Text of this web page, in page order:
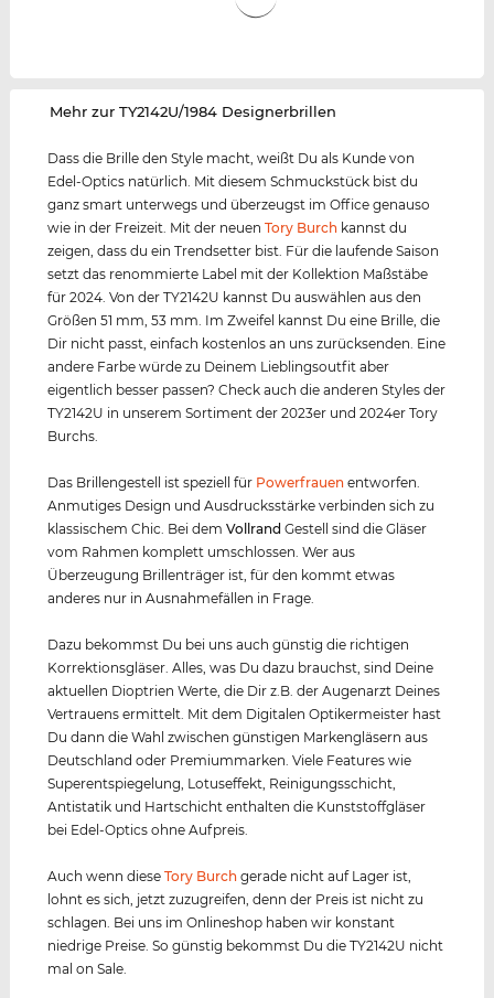
‌Mehr zur TY2142U/1984 Designerbrillen
Dass die Brille den Style macht, weißt Du als Kunde von
Edel-Optics natürlich. Mit diesem Schmuckstück bist du
ganz smart unterwegs und überzeugst im Office genauso
wie in der Freizeit. Mit der neuenTory Burch kannst du
zeigen, dass du ein Trendsetter bist. Für die laufende Saison
setzt das renommierte Label mit der Kollektion Maßstäbe
für 2024. Von der TY2142U kannst Du auswählen aus den
Größen 51 mm, 53 mm. Im Zweifel kannst Du eine Brille, die
Dir nicht passt, einfach kostenlos an uns zurücksenden. Eine
andere Farbe würde zu Deinem Lieblingsoutfit aber
eigentlich besser passen? Check auch die anderen Styles der
TY2142U in unserem Sortiment der 2023er und 2024er Tory
Burchs.
Das Brillengestell ist speziell für Powerfrauen entworfen.
Anmutiges Design und Ausdrucksstärke verbinden sich zu
klassischem Chic. Bei demVollrand Gestell sind die Gläser
vom Rahmen komplett umschlossen. Wer aus
Überzeugung Brillenträger ist, für den kommt etwas
anderes nur in Ausnahmefällen in Frage.
Dazu bekommst Du bei uns auch günstig die richtigen
Korrektionsgläser. Alles, was Du dazu brauchst, sind Deine
aktuellen Dioptrien Werte, die Dir z.B. der Augenarzt Deines
Vertrauens ermittelt. Mit dem Digitalen Optikermeister hast
Du dann die Wahl zwischen günstigen Markengläsern aus
Deutschland oder Premiummarken. Viele Features wie
Superentspiegelung, Lotuseffekt, Reinigungsschicht,
Antistatik und Hartschicht enthalten die Kunststoffgläser
bei Edel-Optics ohne Aufpreis.
Auch wenn dieseTory Burch gerade nicht auf Lager ist,
lohnt es sich, jetzt zuzugreifen, denn der Preis ist nicht zu
schlagen. Bei uns im Onlineshop haben wir konstant
niedrige Preise. So günstig bekommst Du die TY2142U nicht
mal on Sale.